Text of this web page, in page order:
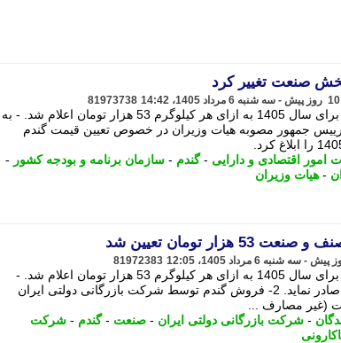
صنعت تغییر کرد
10 روز پیش - سه شنبه 6 مرداد 1405، 14:42 81973738
قیمت گندم صنف و صنعت برای سال 1405 به ازای هر کیلوگرم 53 هزار تومان اعلام شد. - به
رییس جمهور مصوبه هیات وزیران در خصوص تعیین قیمت گندم
امور اقتصادی و دارایی -گندم - سازمان برنامه و بودجه کشور -
- هیات وزیران
تومان تعیین شد
81972383
قیمت گندم صنف و صنعت برای سال 1405 به ازای هر کیلوگرم 53 هزار تومان اعلام شد. -
روز مرکز مبادله طلا و ارز صادر نماید. 2- فروش گندم توسط شرکت بازرگانی دولتی ایران
(غیر مصارف ...
- شرکت بازرگانی دولتی ایران - صنعت -گندم - شرکت